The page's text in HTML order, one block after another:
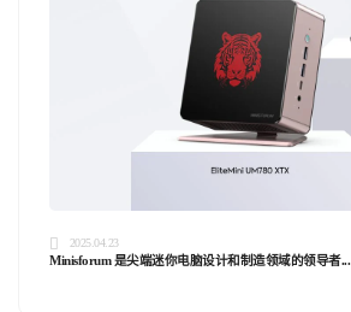
2025.04.23
Minisforum 是尖端迷你电脑设计和制造领域的领导者...